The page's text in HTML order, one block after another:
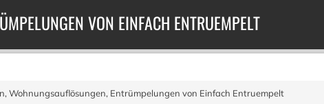
VON EINFACH ENTRUEMPELT
Wohnungsauflösungen, Entrümpelungen von Einfach Entruempelt